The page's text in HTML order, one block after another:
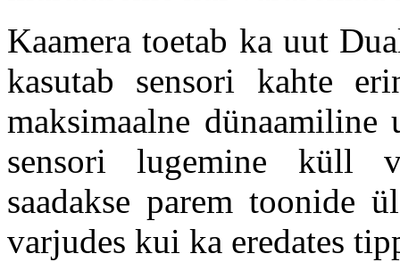
Kaamera toetab ka uut
kasutab sensori kahte
maksimaalne dünaamiline
sensori lugemine küll
saadakse parem toonide
varjudes kui ka eredates